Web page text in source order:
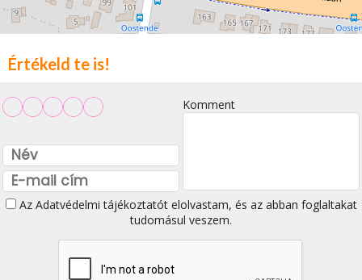
Értékeld te is!
Komment
Az Adatvédelmi tájékoztatótelolvastam, és az abban foglaltakat
tudomásul veszem.